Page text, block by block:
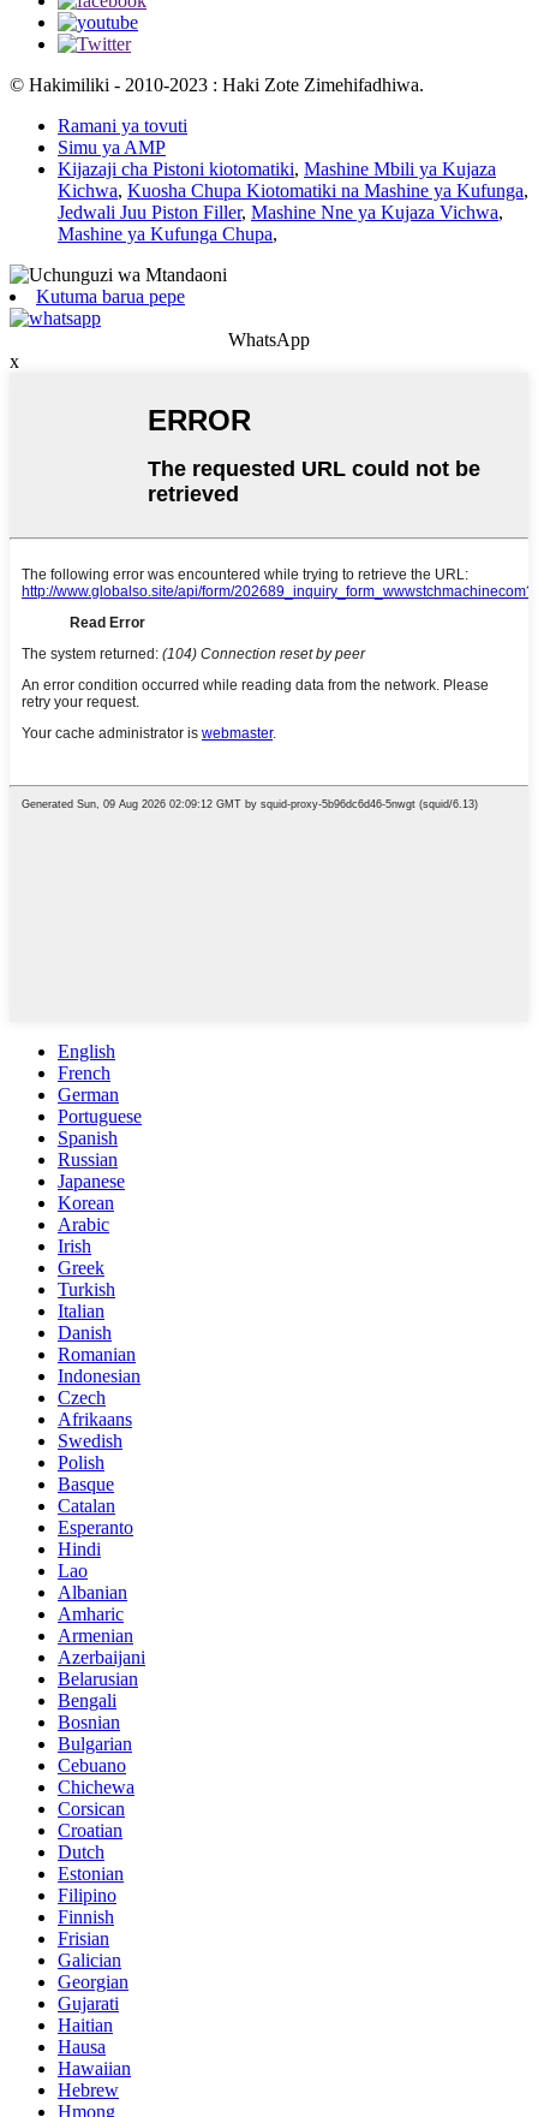
© Hakimiliki - 2010-2023 : Haki Zote Zimehifadhiwa.
Ramani ya tovuti
Simu ya AMP
Kijazaji cha Pistoni kiotomatiki, Mashine Mbili ya Kujaza
Kichwa, Kuosha Chupa Kiotomatiki na Mashine ya Kufunga,
Jedwali Juu Piston Filler, Mashine Nne ya Kujaza Vichwa,
Mashine ya Kufunga Chupa,
Kutuma barua pepe
WhatsApp
x
English
French
German
Portuguese
Spanish
Russian
Japanese
Korean
Arabic
Irish
Greek
Turkish
Italian
Danish
Romanian
Indonesian
Czech
Afrikaans
Swedish
Polish
Basque
Catalan
Esperanto
Hindi
Lao
Albanian
Amharic
Armenian
Azerbaijani
Belarusian
Bengali
Bosnian
Bulgarian
Cebuano
Chichewa
Corsican
Croatian
Dutch
Estonian
Filipino
Finnish
Frisian
Galician
Georgian
Gujarati
Haitian
Hausa
Hawaiian
Hebrew
Hmong